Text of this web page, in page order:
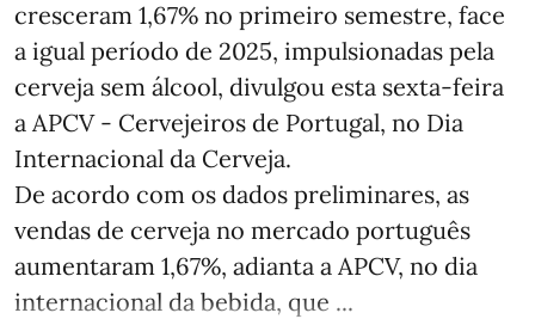
cresceram 1,67% no primeiro semestre, face
a igual período de 2025, impulsionadas pela
cerveja sem álcool, divulgou esta sexta-feira
a APCV - Cervejeiros de Portugal, no Dia
Internacional da Cerveja.
De acordo com os dados preliminares, as
vendas de cerveja no mercado português
aumentaram 1,67%, adianta a APCV, no dia
internacional da bebida, que ...